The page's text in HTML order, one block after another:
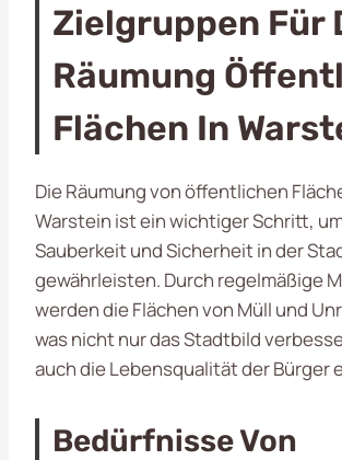
Zielgruppen Für
Räumung
Flächen In
Die Räumung von öffentlichen
Warstein ist ein wichtiger Schritt,
Sauberkeit und Sicherheit in der
gewährleisten. Durch regelmäßige
werden die Flächen von Müll und
was nicht nur das Stadtbild
auch die Lebensqualität der Bürger
Bedürfnisse Von